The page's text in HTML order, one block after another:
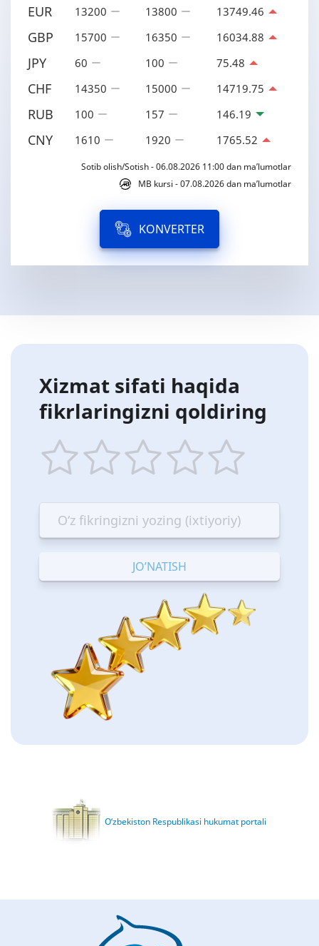
EUR 13200 13800 13749.46
GBP 15700 16350 16034.88
JPY 60 100 75.48
CHF 14350 15000 14719.75
RUB 100 157 146.19
CNY 1610 1920 1765.52
Sotib olish/Sotish - 06.08.2026 11:00 dan ma’lumotlar
MB kursi - 07.08.2026 dan ma’lumotlar
KONVERTER
Xizmat sifati haqida
fikrlaringizni qoldiring
star
Terrible
stars
—
Bad
stars
—
OK
stars
—
Good
stars
—
Excellent
O‘zbekiston Respublikasi hukumat portali